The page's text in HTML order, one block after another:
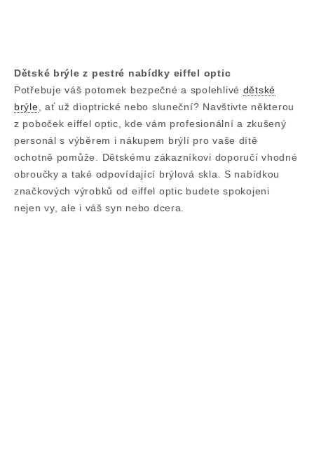
Dětské brýle z pestré nabídky eiffel optic
Potřebuje váš potomek bezpečné a spolehlivé dětské
brýle , ať už dioptrické nebo sluneční? Navštivte některou
z poboček eiffel optic, kde vám profesionální a zkušený
personál s výběrem i nákupem brýlí pro vaše dítě
ochotně pomůže. Dětskému zákazníkovi doporučí vhodné
obroučky a také odpovídající brýlová skla. S nabídkou
značkových výrobků od eiffel optic budete spokojeni
nejen vy, ale i váš syn nebo dcera.